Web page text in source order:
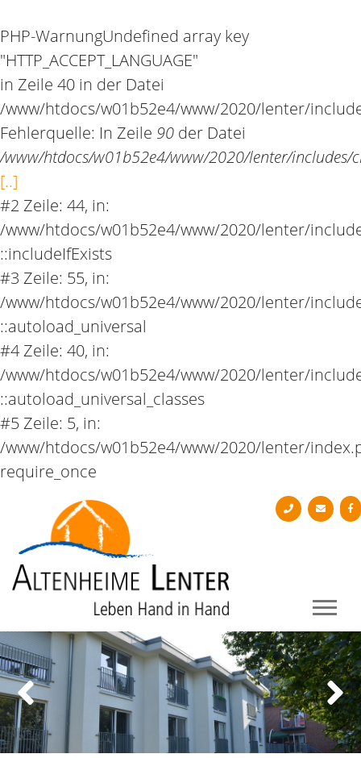
PHP-WarnungUndefined array key
"HTTP_ACCEPT_LANGUAGE"
in Zeile 40 in der Datei
/www/htdocs/w01b52e4/www/2020/lenter/
Fehlerquelle: In Zeile 90 der Datei
/www/htdocs/w01b52e4/www/2020/lenter/includes/
[..]
#2 Zeile: 44, in:
/www/htdocs/w01b52e4/www/2020/lenter/
::includeIfExists
#3 Zeile: 55, in:
/www/htdocs/w01b52e4/www/2020/lenter/
::autoload_universal
#4 Zeile: 40, in:
/www/htdocs/w01b52e4/www/2020/lenter/
::autoload_universal_classes
#5 Zeile: 5, in:
/www/htdocs/w01b52e4/www/2020/lenter/
require_once